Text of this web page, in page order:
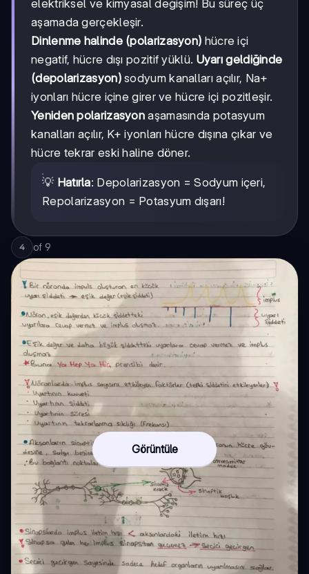
elektriksel ve kimyasal değişim! Bu süreç üç
aşamada gerçekleşir.
Dinlenme halinde (polarizasyon) hücre içi
negatif, hücre dışı pozitif yüklü. Uyarı geldiğinde
(depolarizasyon)sodyum kanalları açılır, Na+
iyonları hücre içine girer ve hücre içi pozitleşir.
Yeniden polarizasyon aşamasında potasyum
kanalları açılır, K+ iyonları hücre dışına çıkar ve
hücre tekrar eski haline döner.
💡 Hatırla: Depolarizasyon = Sodyum içeri,
Repolarizasyon = Potasyum dışarı!
4 of 9
Görüntüle